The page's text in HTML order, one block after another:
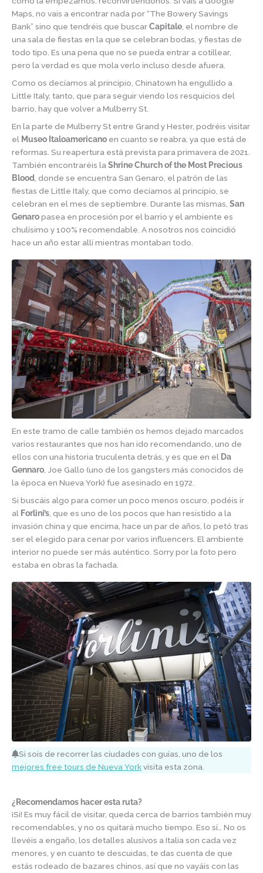
Maps, no vais a encontrar nada por “The Bowery Savings
Bank” sino que tendréis que buscarCapitale , el nombre de
una sala de fiestas en la que se celebran bodas, y fiestas de
todo tipo. Es una pena que no se pueda entrar a cotillear,
pero la verdad es que mola verlo incluso desde afuera.
Como os decíamos al principio, Chinatown ha engullido a
Little Italy, tanto, que para seguir viendo los resquicios del
barrio, hay que volver a Mulberry St.
En la parte de Mulberry St entre Grand y Hester, podréis visitar
el Museo Italoamericano en cuanto se reabra, ya que está de
reformas. Su reapertura está prevista para primavera de 2021.
También encontraréis la Shrine Church of the Most Precious
Blood , donde se encuentra San Genaro, el patrón de las
fiestas de Little Italy, que como decíamos al principio, se
celebran en el mes de septiembre. Durante las mismas, San
Genaropasea en procesión por el barrio y el ambiente es
chulísimo y 100% recomendable. A nosotros nos coincidió
hace un año estar allí mientras montaban todo.
En este tramo de calle también os hemos dejado marcados
varios restaurantes que nos han ido recomendando, uno de
ellos con una historia truculenta detrás, y es que en el Da
Gennaro, Joe Gallo (uno de los gangsters más conocidos de
la época en Nueva York) fue asesinado en 1972.
Si buscáis algo para comer un poco menos oscuro, podéis ir
al Forlini’s, que es uno de los pocos que han resistido a la
invasión china y que encima, hace un par de años, lo petó tras
ser el elegido para cenar por varios influencers. El ambiente
interior no puede ser más auténtico. Sorry por la foto pero
estaba en obras la fachada.
Si sois de recorrer las ciudades con guías, uno de los
mejores free tours de Nueva Yorkvisita esta zona.
¿Recomendamos hacer esta ruta?
¡Sí! Es muy fácil de visitar, queda cerca de barrios también muy
recomendables, y no os quitará mucho tiempo. Eso sí… No os
llevéis a engaño, los detalles alusivos a Italia son cada vez
menores, y en cuanto te descuidas, te das cuenta de que
estás rodeado de bazares chinos, así que no vayáis con las